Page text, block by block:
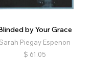
by Your Grace
Sarah Piegay Espenon
$ 61.05